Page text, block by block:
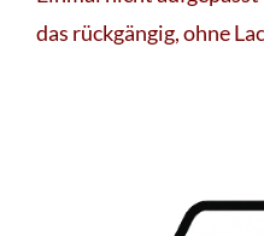
das rückgängig, ohne